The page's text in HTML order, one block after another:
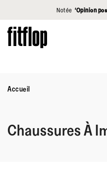
Cliquez pour consulter notre
Notée ‘Opinion
Skip
to
Accueil
Chaussures À